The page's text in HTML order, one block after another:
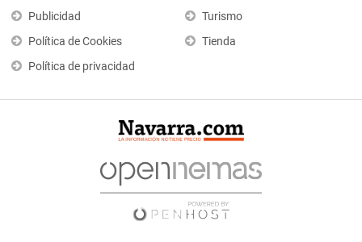
Publicidad
Política de Cookies
Política de privacidad
Turismo
Tienda